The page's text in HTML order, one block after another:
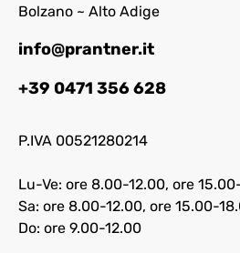
Bolzano ~ Alto Adige
info@prantner.it
+39 0471 356 628
P.IVA 00521280214
Lu-Ve: ore 8.00-12.00, ore
Sa: ore 8.00-12.00, ore 15.00-
Do: ore 9.00-12.00